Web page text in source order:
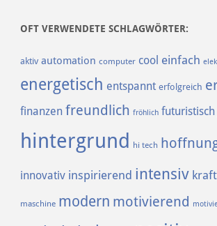
OFT VERWENDETE SCHLAGWÖRTER:
aktiv automation computer cool einfach
energetisch entspannt erfolgreich
finanzen freundlich fröhlich futuristisch
hintergrund hi tech
innovativ inspirierend intensiv
maschine modern motivierend